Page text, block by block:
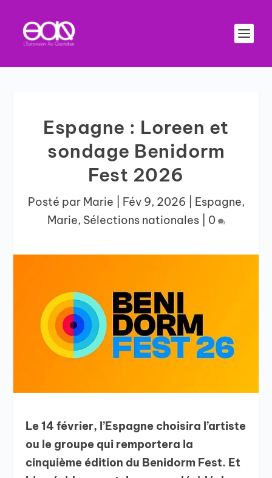
Espagne : Loreen et
sondage Benidorm
Fest 2026
Posté par Marie Fév 9, 2026 Espagne,
Marie, Sélections nationales| 0
Le 14 février, l’Espagne choisira l’artiste
ou le groupe qui remportera la
cinquième édition du Benidorm Fest. Et